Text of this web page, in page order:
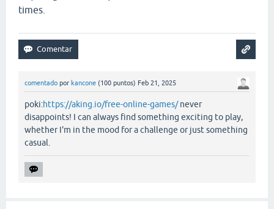
times.
comentado por kancone (100 puntos) Feb 21, 2025
poki:https://aking.io/free-online-games/never
disappoints! I can always find something exciting to play,
whether I'm in the mood for a challenge or just something
casual.